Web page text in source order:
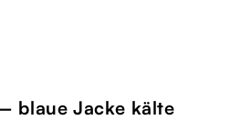
blaue Jacke kälte